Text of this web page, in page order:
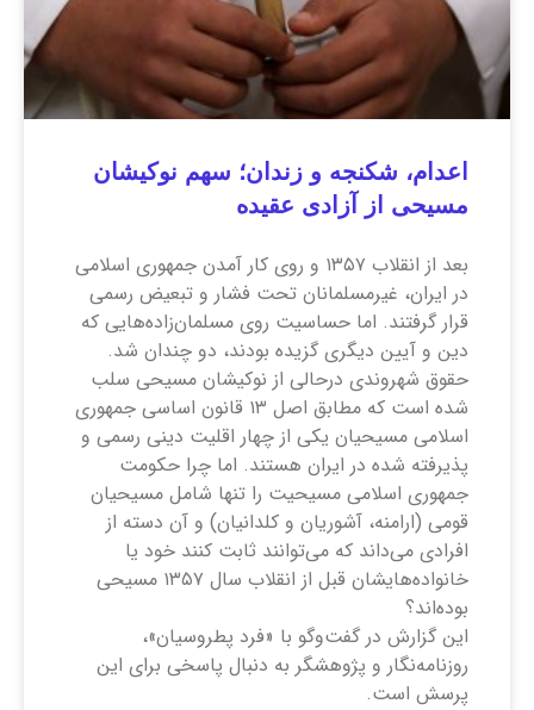
اعدام، شکنجه و زندان؛ سهم نوکیشان
مسیحی از آزادی عقیده
بعد از انقلاب ۱۳۵۷ و روی کار آمدن جمهوری اسلامی
در ایران، غیرمسلمانان تحت فشار و تبعیض رسمی
قرار گرفتند. اما حساسیت روی مسلمان‌زاده‌‌هایی که
دین و آیین دیگری گزیده بودند، دو چندان شد.
حقوق شهروندی درحالی از نوکیشان مسیحی سلب
شده است که مطابق اصل ۱۳ قانون اساسی جمهوری
اسلامی مسیحیان یکی از چهار اقلیت دینی رسمی و
پذیرفته شده در ایران هستند. اما چرا حکومت
جمهوری اسلامی مسیحیت را تنها شامل مسیحیان
قومی (ارامنه، آشوریان و کلدانیان) و آن دسته از
افرادی می‌داند که می‌توانند ثابت کنند خود یا
خانواده‌‌هایشان قبل از انقلاب سال ۱۳۵۷ مسیحی
بوده‌اند؟
این گزارش در گفت‌وگو با «فرد پطروسیان»،
روزنامه‌نگار و پژوهشگر به ‌دنبال پاسخی برای این
پرسش است.